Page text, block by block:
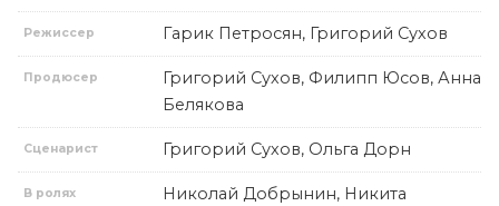
Режиссер Гарик Петросян, Григорий Сухов
Продюсер
Григорий Сухов, Филипп Юсов, Анна
Белякова
Сценарист Григорий Сухов, Ольга Дорн
В ролях
Николай Добрынин, Никита